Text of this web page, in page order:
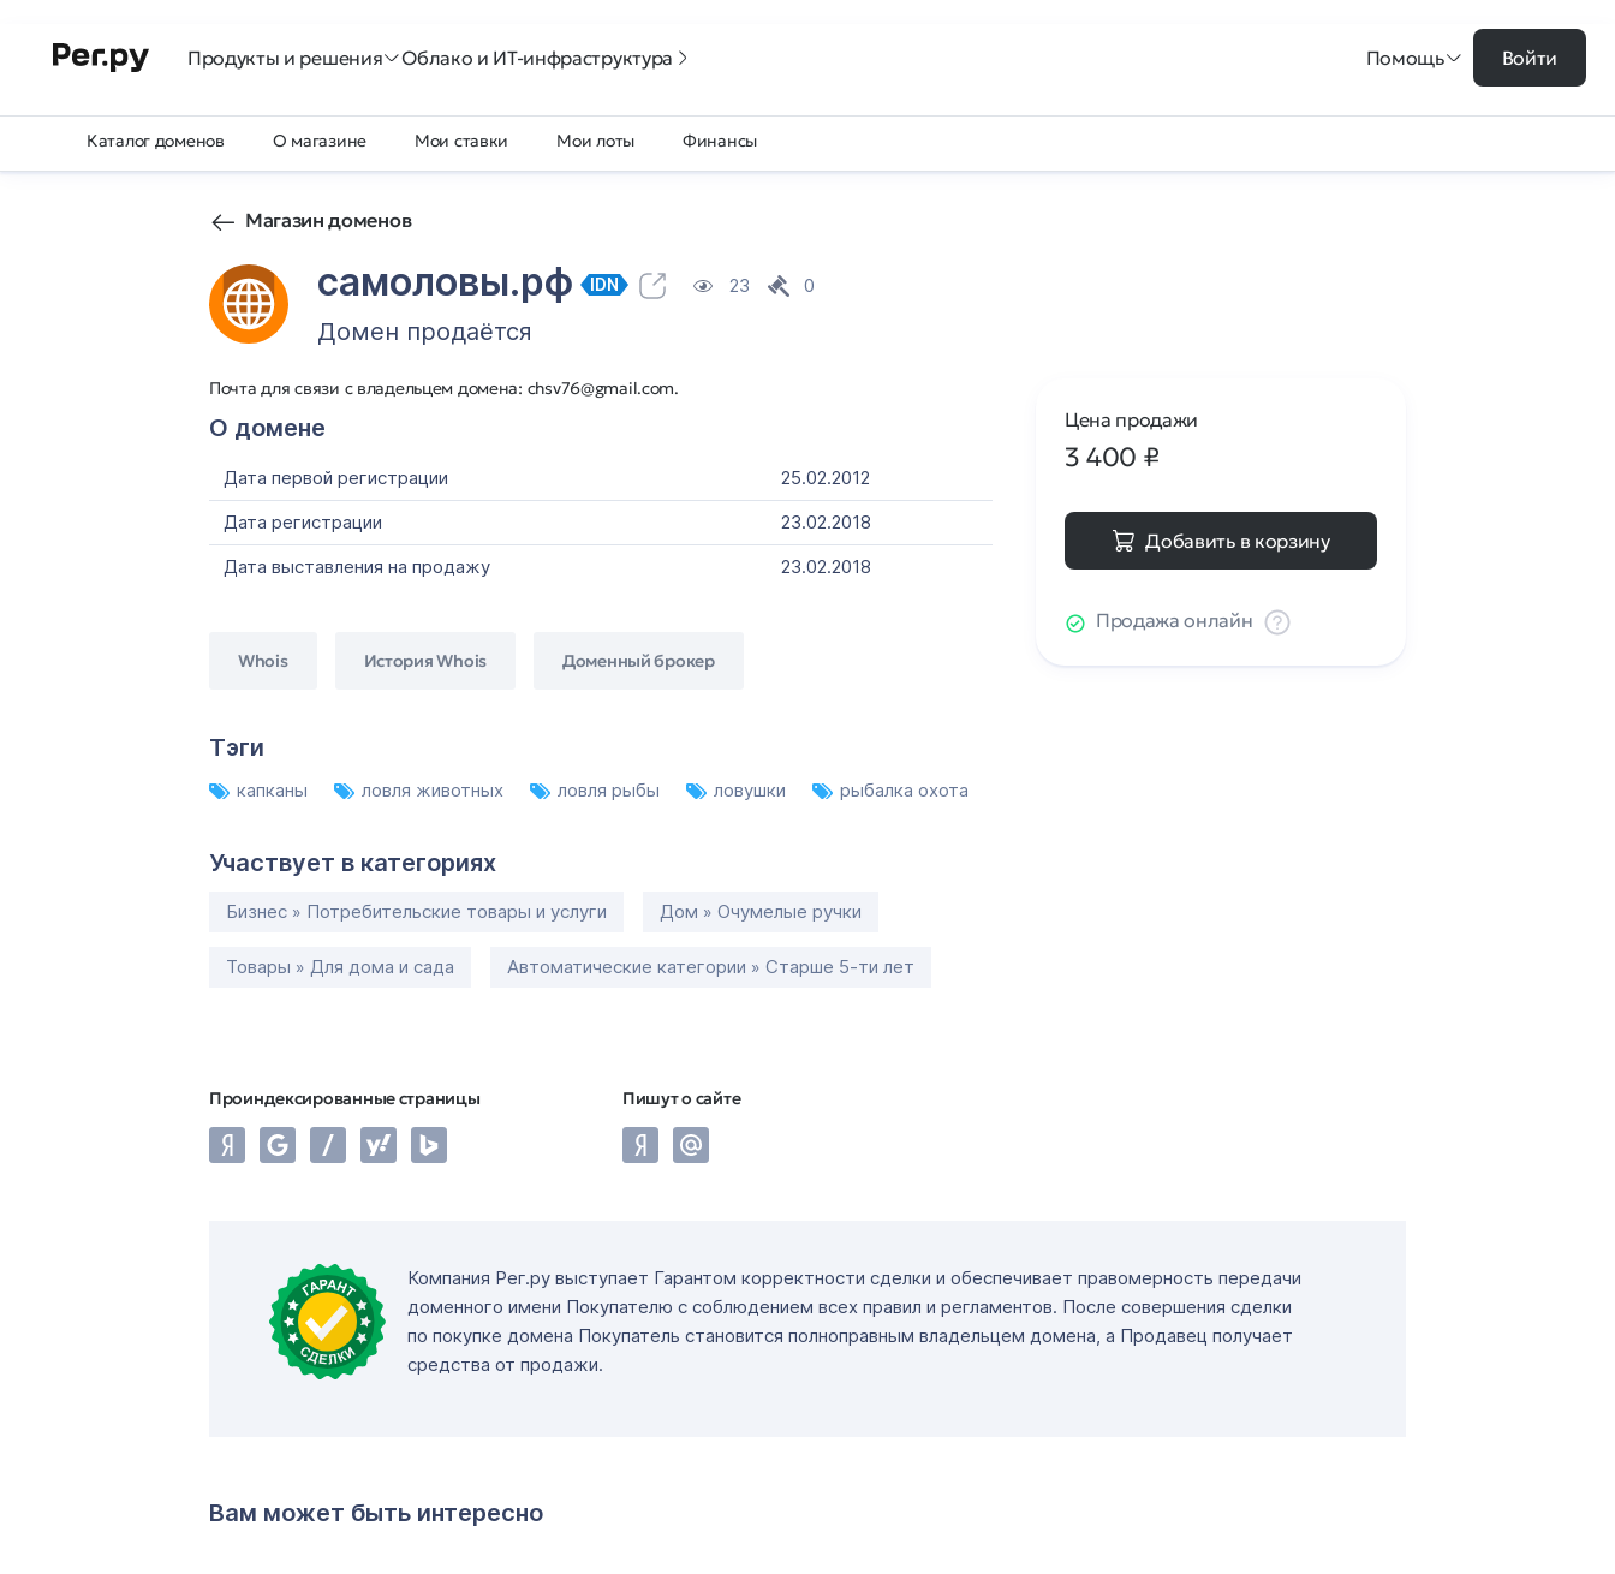
Продукты и решения Облако и ИТ-инфраструктура Помощь Войти
Каталог доменов О магазине Мои ставки Мои лоты Финансы
Магазин доменов
самоловы.рф IDN 23 0
Домен продаётся
Почта для связи с владельцем домена: chsv76@gmail.com.
О домене
Дата первой регистрации
25.02.2012
Дата регистрации
23.02.2018
Дата выставления на продажу
23.02.2018
Whois История Whois Доменный брокер
Тэги
капканы ловля животных ловля рыбы ловушки рыбалка охота
Участвует в категориях
Бизнес » Потребительские товары и услуги Дом » Очумелые ручки
Товары » Для дома и сада Автоматические категории » Старше 5-ти лет
Проиндексированные страницы Пишут о сайте
Цена продажи
3 400 ₽
Добавить в корзину
Продажа онлайн
Компания Рег.ру выступает Гарантом корректности сделки и обеспечивает правомерность передачи
доменного имени Покупателю с соблюдением всех правил и регламентов. После совершения сделки
по покупке домена Покупатель становится полноправным владельцем домена, а Продавец получает
средства от продажи.
Вам может быть интересно